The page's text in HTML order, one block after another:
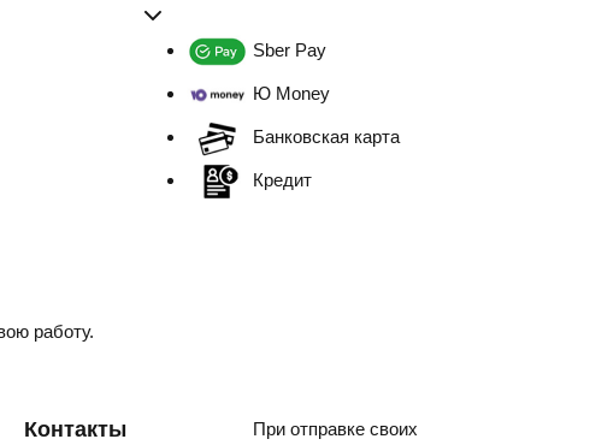
работу.
Sber Pay
Ю Money
Банковская карта
Кредит
Контакты
При отправке своих